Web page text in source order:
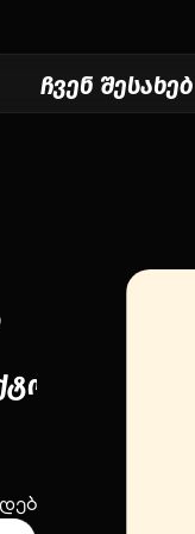
ჩვენ შესახებ